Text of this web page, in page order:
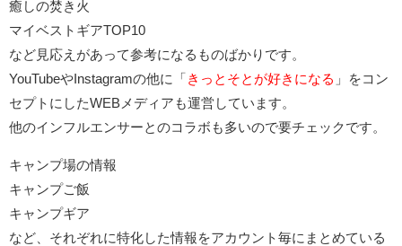
癒しの焚き火
マイベストギアTOP10
など見応えがあって参考になるものばかりです。
YouTubeやInstagramの他に「 きっとそとが好きになる 」をコン
セプトにしたWEBメディアも運営しています。
他のインフルエンサーとのコラボも多いので要チェックです。
キャンプ場の情報
キャンプご飯
キャンプギア
など、それぞれに特化した情報をアカウント毎にまとめている